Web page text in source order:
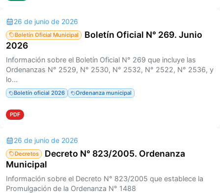
26 de junio de 2026
Boletín Oficial Municipal
Boletín Oficial N° 269. Junio
2026
Información sobre el Boletín Oficial N° 269 que incluye las
Ordenanzas N° 2529, N° 2530, N° 2532, N° 2522, N° 2536, y
lo...
Boletín oficial 2026 Ordenanza municipal
PDF
26 de junio de 2026
Decretos
Decreto N° 823/2005. Ordenanza
Municipal
Información sobre el Decreto N° 823/2005 que establece la
Promulgación de la Ordenanza N° 1488